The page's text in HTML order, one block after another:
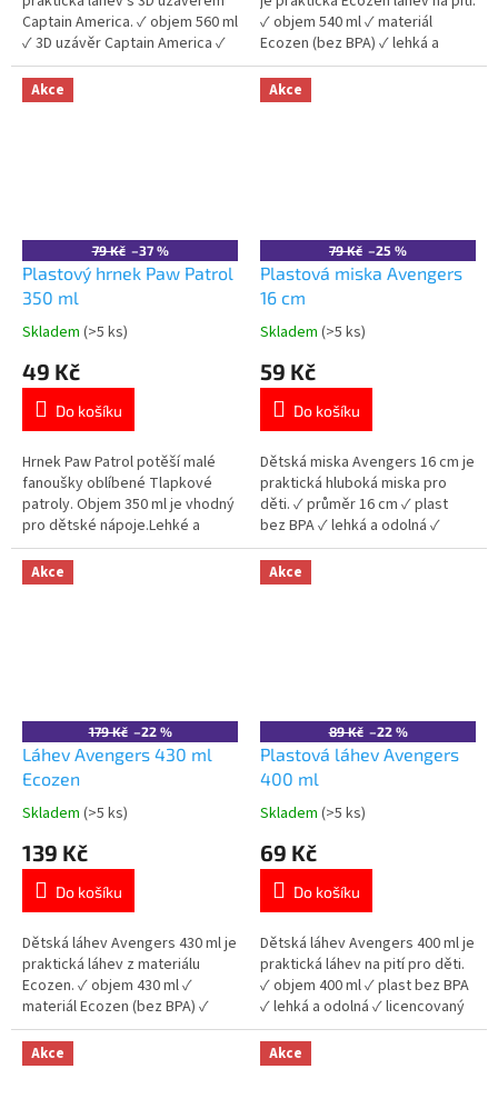
Captain America. ✓ objem 560 ml
✓ 3D uzávěr Captain America ✓
bez BPA ✓ licencovaný motiv
Avengers 👉 Více produktů
Avengers
✓ objem 540 ml ✓ materiál
Ecozen (bez BPA) ✓ lehká a
odolná ✓ licencovaný motiv Paw
Patrol 👉 Více produktů Paw
Patrol
Akce
79 Kč –37 %
Plastový hrnek Paw Patrol
350 ml
Průměrné
produktu
5,0
5
hvězdiček.
Skladem (>5 ks)
49 Kč
Do košíku
Hrnek Paw Patrol potěší malé
fanoušky oblíbené Tlapkové
patroly. Objem 350 ml je vhodný
pro dětské nápoje.Lehké a
odolné plastové
provedení.Plast bez BPA je
bezpečný pro běžné
Akce
79 Kč –25 %
Plastová miska Avengers
16 cm
Průměrné
produktu
5,0
5
hvězdiček.
Skladem (>5 ks)
59 Kč
Do košíku
Dětská miska Avengers 16 cm je
praktická hluboká miska pro
děti. ✓ průměr 16 cm ✓ plast
bez BPA ✓ lehká a odolná ✓
licencovaný motiv Avengers 👉
Více produktů Avengers
Akce
179 Kč –22 %
Láhev Avengers 430 ml
Ecozen
Průměrné
produktu
5,0
5
hvězdiček.
Skladem (>5 ks)
139 Kč
Do košíku
Dětská láhev Avengers 430 ml je
praktická láhev z materiálu
Ecozen. ✓ objem 430 ml ✓
materiál Ecozen (bez BPA) ✓
lehká a odolná ✓ licencovaný
motiv Avengers 👉 Více
produktů Avengers
Akce
89 Kč –22 %
Plastová láhev Avengers
400 ml
Průměrné
produktu
5,0
5
hvězdiček.
Skladem (>5 ks)
69 Kč
Do košíku
Dětská láhev Avengers 400 ml je
praktická láhev na pití pro děti.
✓ objem 400 ml ✓ plast bez BPA
✓ lehká a odolná ✓ licencovaný
motiv Avengers 👉 Více
produktů Avengers
Akce Akce